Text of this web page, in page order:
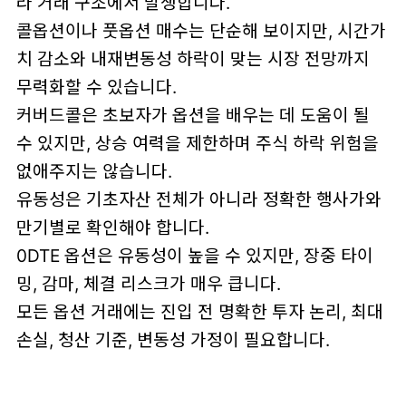
콜옵션이나 풋옵션 매수는 단순해 보이지만, 시간가
치 감소와 내재변동성 하락이 맞는 시장 전망까지
무력화할 수 있습니다.
커버드콜은 초보자가 옵션을 배우는 데 도움이 될
수 있지만, 상승 여력을 제한하며 주식 하락 위험을
없애주지는 않습니다.
유동성은 기초자산 전체가 아니라 정확한 행사가와
만기별로 확인해야 합니다.
0DTE 옵션은 유동성이 높을 수 있지만, 장중 타이
밍, 감마, 체결 리스크가 매우 큽니다.
모든 옵션 거래에는 진입 전 명확한 투자 논리, 최대
손실, 청산 기준, 변동성 가정이 필요합니다.